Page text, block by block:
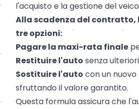
l'acquisto e la gestione del
Alla scadenza del contratto,
tre opzioni:
Pagare la maxi-rata finale
Restituire l'auto senza
Sostituire l'auto con un
sfruttando il valore garantito.
Questa formula assicura che